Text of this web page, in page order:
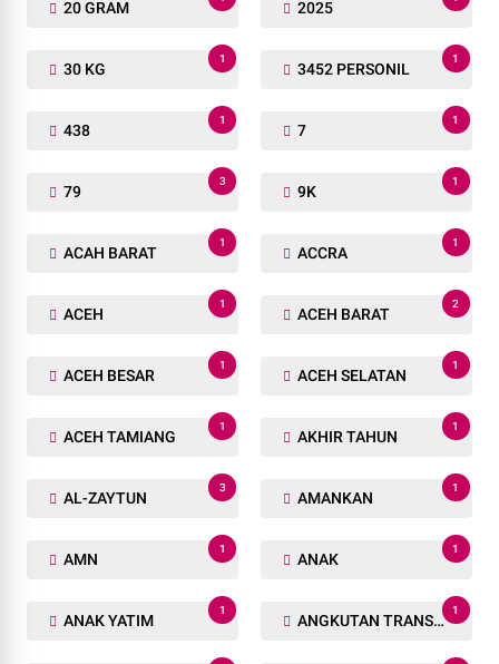
20 GRAM 2025
30 KG
1
3452 PERSONIL
1
438
1
7
1
79
3
9K
1
ACAH BARAT
1
ACCRA
1
ACEH
1
ACEH BARAT
2
ACEH BESAR
1
ACEH SELATAN
1
ACEH TAMIANG
1
AKHIR TAHUN
1
AL-ZAYTUN
3
AMANKAN
1
AMN
1
ANAK
1
ANAK YATIM
1
ANGKUTAN TRANSPORTASI
1